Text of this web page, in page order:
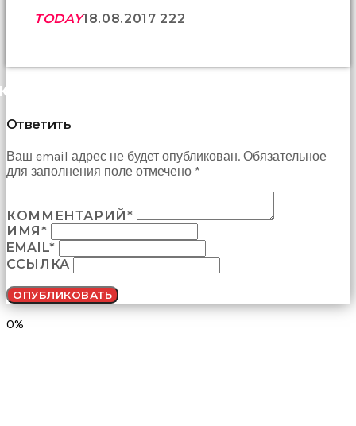
TODAY18.08.2017 222
(0)
Ответить
Ваш email адрес не будет опубликован. Обязательное
для заполнения поле отмечено *
КОММЕНТАРИЙ*
ИМЯ*
EMAIL*
ССЫЛКА
0%